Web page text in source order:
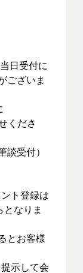
日受付に
ございま
くださ
受付）
ト登録は
となりま
とお客様
示して会